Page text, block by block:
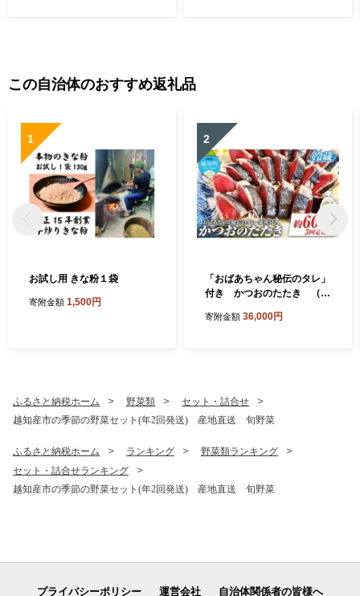
この自治体のおすすめ返礼品
1
お試し用 きな粉１袋
寄附金額 1,500円
2
「おばあちゃん秘伝のタレ」
付き かつおのたたき （定
寄附金額 36,000円
ふるさと納税ホーム 野菜類
セット・詰合せ
越知産市の季節の野菜セット(年2回発送) 産地直送 旬野菜
ふるさと納税ホーム ランキング
野菜類ランキング
セット・詰合せランキング
越知産市の季節の野菜セット(年2回発送) 産地直送 旬野菜
プライバシーポリシー 運営会社 自治体関係者の皆様へ